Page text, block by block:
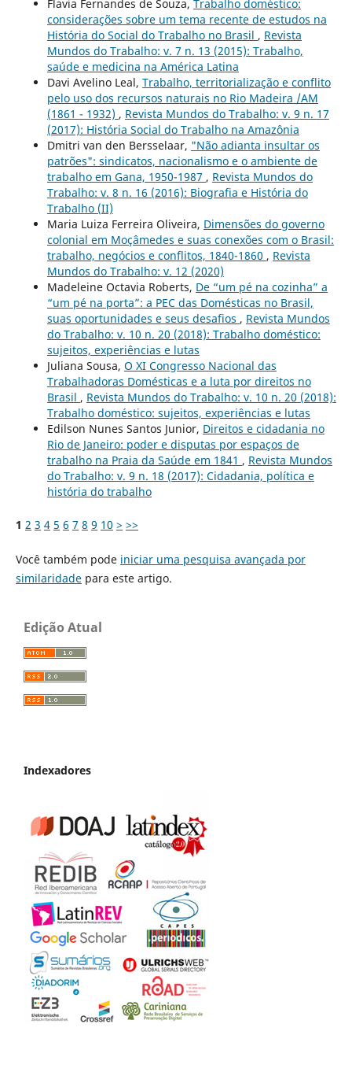
Flavia Fernandes de Souza, Trabalho doméstico:
considerações sobre um tema recente de estudos na
História do Social do Trabalho no Brasil , Revista
Mundos do Trabalho: v. 7 n. 13 (2015): Trabalho,
saúde e medicina na América Latina
Davi Avelino Leal, Trabalho, territorialização e conflito
pelo uso dos recursos naturais no Rio Madeira /AM
(1861 - 1932) , Revista Mundos do Trabalho: v. 9 n. 17
(2017): História Social do Trabalho na Amazônia
Dmitri van den Bersselaar, "Não adianta insultar os
patrões": sindicatos, nacionalismo e o ambiente de
trabalho em Gana, 1950-1987 , Revista Mundos do
Trabalho: v. 8 n. 16 (2016): Biografia e História do
Trabalho (II)
Maria Luiza Ferreira Oliveira, Dimensões do governo
colonial em Moçâmedes e suas conexões com o Brasil:
trabalho, negócios e conflitos, 1840-1860 , Revista
Mundos do Trabalho: v. 12 (2020)
Madeleine Octavia Roberts, De “um pé na cozinha” a
“um pé na porta”: a PEC das Domésticas no Brasil,
suas oportunidades e seus desafios , Revista Mundos
do Trabalho: v. 10 n. 20 (2018): Trabalho doméstico:
sujeitos, experiências e lutas
Juliana Sousa, O XI Congresso Nacional das
Trabalhadoras Domésticas e a luta por direitos no
Brasil , Revista Mundos do Trabalho: v. 10 n. 20 (2018):
Trabalho doméstico: sujeitos, experiências e lutas
Edilson Nunes Santos Junior, Direitos e cidadania no
Rio de Janeiro: poder e disputas por espaços de
trabalho na Praia da Saúde em 1841 , Revista Mundos
do Trabalho: v. 9 n. 18 (2017): Cidadania, política e
história do trabalho
1 2 3 4 5 6 7 8 9 10 > >>
Você também pode iniciar uma pesquisa avançada por
similaridadepara este artigo.
Edição Atual
Indexadores